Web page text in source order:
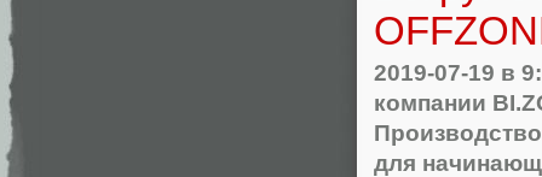
2019-07-19 в
компании
для